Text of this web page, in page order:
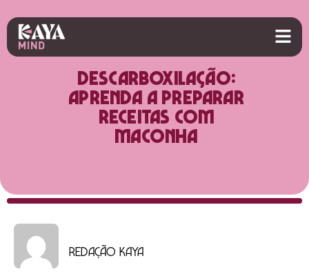
Descarboxilação:
aprenda a preparar
receitas com
maconha
Redação Kaya